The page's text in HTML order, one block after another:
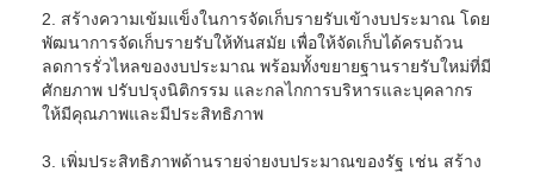
2. สร้างความเข้มแข็งในการจัดเก็บรายรับเข้างบประมาณ โดย
พัฒนาการจัดเก็บรายรับให้ทันสมัย เพื่อให้จัดเก็บได้ครบถ้วน
ลดการรั่วไหลของงบประมาณ พร้อมทั้งขยายฐานรายรับใหม่ที่มี
ศักยภาพ ปรับปรุงนิติกรรม และกลไกการบริหารและบุคลากร
ให้มีคุณภาพและมีประสิทธิภาพ
3. เพิ่มประสิทธิภาพด้านรายจ่ายงบประมาณของรัฐ เช่น สร้าง